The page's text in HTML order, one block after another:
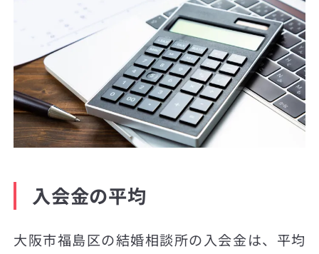
入会金の平均
大阪市福島区の結婚相談所の入会金は、平均